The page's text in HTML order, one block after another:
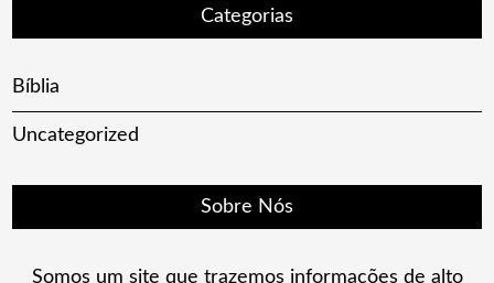
Categorias
Bíblia
Uncategorized
Sobre Nós
Somos um site que trazemos informações de alto